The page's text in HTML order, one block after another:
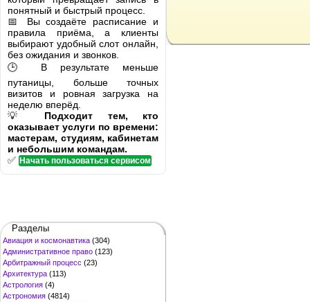
понятный и быстрый процесс.
📅 Вы создаёте расписание и
правила приёма, а клиенты
выбирают удобный слот онлайн,
без ожидания и звонков.
🕒 В результате меньше
путаницы, больше точных
визитов и ровная загрузка на
неделю вперёд.
💡 Подходит тем, кто
оказывает услуги по времени:
мастерам, студиям, кабинетам
и небольшим командам.
✅ Начать пользоваться сервисом
Разделы
Авиация и космонавтика (304)
Административное право (123)
Арбитражный процесс (23)
Архитектура (113)
Астрология (4)
Астрономия (4814)